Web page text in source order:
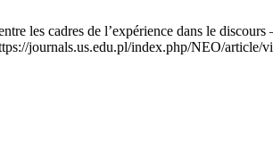
les cadres de l’expérience dans le
journals.us.edu.pl/index.php/NEO/article/